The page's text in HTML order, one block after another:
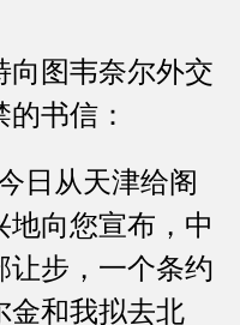
图韦奈尔外交
书信：
从天津给阁
向您宣布，中
让步，一个条约
和我拟去北